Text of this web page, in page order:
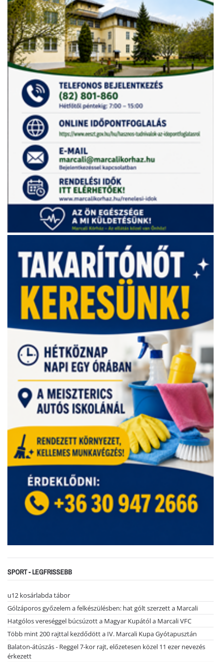
SPORT - LEGFRISSEBB
u12 kosárlabda tábor
Gólzáporos győzelem a felkészülésben: hat gólt szerzett a Marcali
Hatgólos vereséggel búcsúzott a Magyar Kupától a Marcali VFC
Több mint 200 rajttal kezdődött a IV. Marcali Kupa Gyótapusztán
Balaton-átúszás - Reggel 7-kor rajt, előzetesen közel 11 ezer nevezés
érkezett